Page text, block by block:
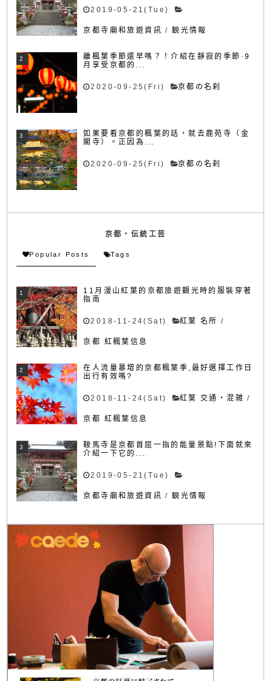
2019-05-21(Tue)
京都寺廟和旅遊資訊 /観光情報
離楓葉季節還早嗎？！介紹在靜寂的季節·9
月享受京都的...
2020-09-25(Fri) 京都の名刹
如果要看京都的楓葉的話，就去鹿苑寺（金
閣寺）。正因為...
2020-09-25(Fri) 京都の名刹
京都・伝統工芸
Popular Posts Tags
11月漫山紅葉的京都旅遊觀光時的服裝穿著
指南
2018-11-24(Sat) 紅葉 名所 /
京都 紅楓葉信息
在人流量暴增的京都楓葉季,最好選擇工作日
出行有效嗎?
2018-11-24(Sat) 紅葉 交通・混雑 /
京都 紅楓葉信息
鞍馬寺是京都首屈一指的能量景點!下面就來
介紹一下它的...
2019-05-21(Tue)
京都寺廟和旅遊資訊 /観光情報